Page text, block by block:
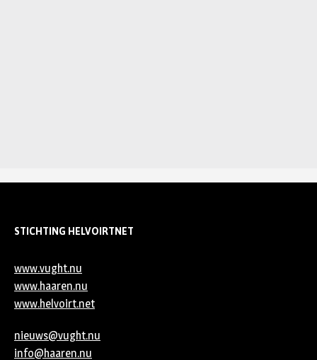
STICHTING HELVOIRTNET
www.vught.nu
www.haaren.nu
www.helvoirt.net
nieuws@vught.nu
info@haaren.nu